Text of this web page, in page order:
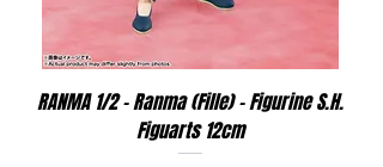
RANMA 1/2 - Ranma (Fille) - Figurine S.H.
Figuarts 12cm